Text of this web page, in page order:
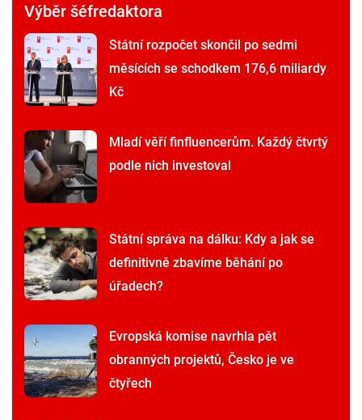
Výběr šéfredaktora
Státní rozpočet skončil po sedmi
měsících se schodkem 176,6 miliardy
Kč
Mladí věří finfluencerům. Každý čtvrtý
podle nich investoval
Státní správa na dálku: Kdy a jak se
definitivně zbavíme běhání po
úřadech?
Evropská komise navrhla pět
obranných projektů, Česko je ve
čtyřech